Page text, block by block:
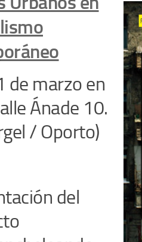
de marzo en
Ánade 10.
/ Oporto)
del